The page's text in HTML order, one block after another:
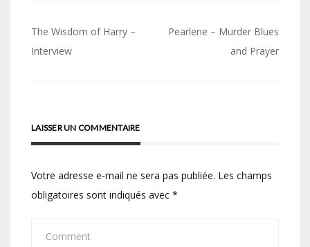
Navigation
de
The Wisdom of Harry –
Interview
Pearlene – Murder Blues
and Prayer
LAISSER UN COMMENTAIRE
Votre adresse e-mail ne sera pas publiée. Les champs
obligatoires sont indiqués avec *